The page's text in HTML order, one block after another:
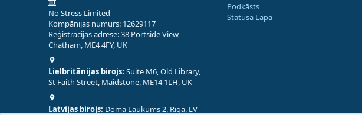
No Stress Limited
Kompānijas numurs: 12629117
Reģistrācijas adrese: 38 Portside View,
Chatham, ME4 4FY, UK
Lielbritānijas birojs: Suite M6, Old Library,
St Faith Street, Maidstone, ME14 1LH, UK
Latvijas birojs: Doma Laukums 2, Rīga, LV-
Podkāsts
Statusa Lapa